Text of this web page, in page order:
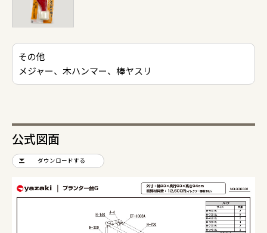
その他
メジャー、木ハンマー、棒ヤスリ
公式図面
ダウンロードする